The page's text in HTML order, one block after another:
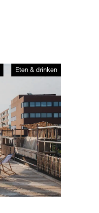
Eten & drinken